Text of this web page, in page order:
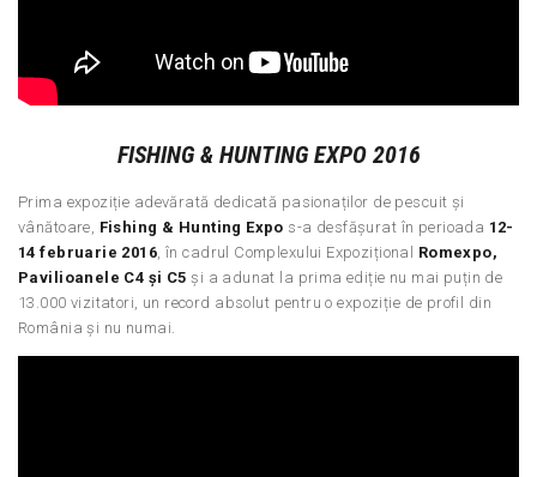
FISHING & HUNTING EXPO 2016
Prima expoziție adevărată dedicată pasionaților de pescuit și
vânătoare, Fishing & Hunting Expo s-a desfășurat în perioada 12-
14 februarie 2016, în cadrul Complexului Expozițional Romexpo,
Pavilioanele C4 și C5 și a adunat la prima ediție nu mai puțin de
13.000 vizitatori, un record absolut pentru o expoziție de profil din
România și nu numai.